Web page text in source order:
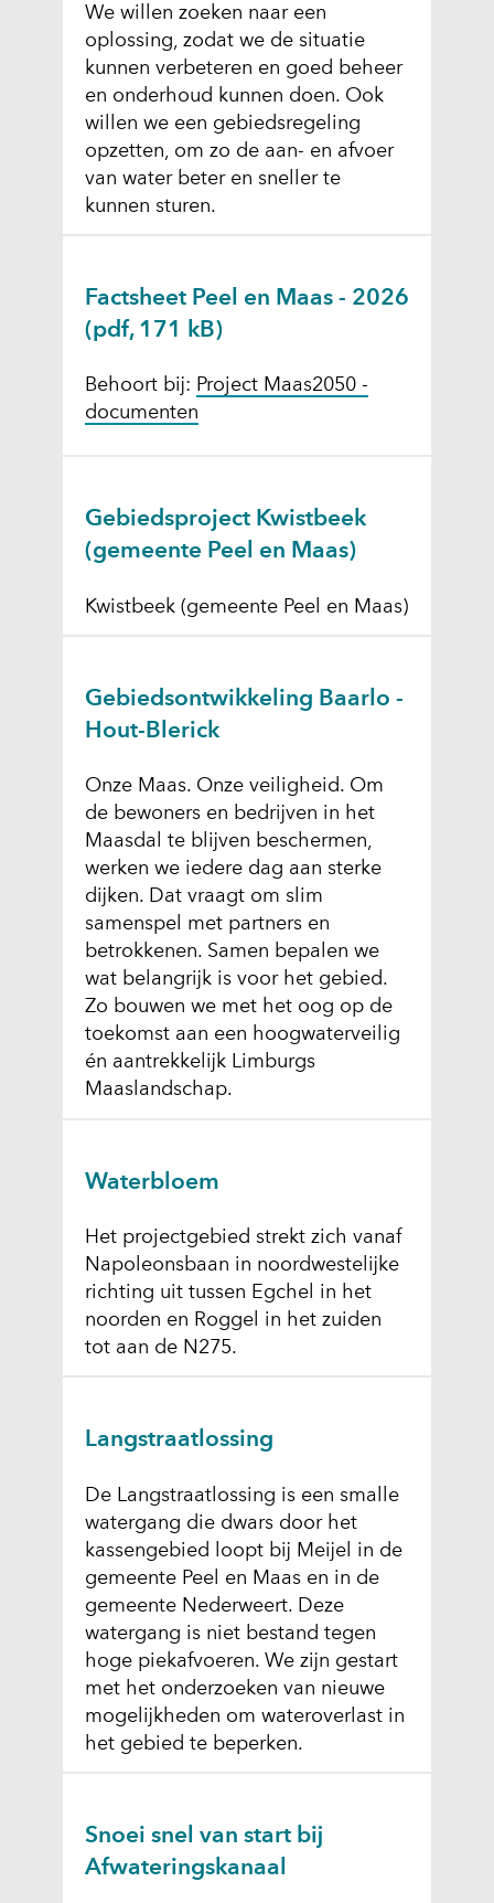
We willen zoeken naar een
oplossing, zodat we de situatie
kunnen verbeteren en goed beheer
en onderhoud kunnen doen. Ook
willen we een gebiedsregeling
opzetten, om zo de aan- en afvoer
van water beter en sneller te
kunnen sturen.
Factsheet Peel en Maas - 2026
(pdf, 171 kB)
Behoort bij: Project Maas2050 -
documenten
Gebiedsproject Kwistbeek
(gemeente Peel en Maas)
Kwistbeek (gemeente Peel en Maas)
Gebiedsontwikkeling Baarlo -
Hout-Blerick
Onze Maas. Onze veiligheid. Om
de bewoners en bedrijven in het
Maasdal te blijven beschermen,
werken we iedere dag aan sterke
dijken. Dat vraagt om slim
samenspel met partners en
betrokkenen. Samen bepalen we
wat belangrijk is voor het gebied.
Zo bouwen we met het oog op de
toekomst aan een hoogwaterveilig
én aantrekkelijk Limburgs
Maaslandschap.
Waterbloem
Het projectgebied strekt zich vanaf
Napoleonsbaan in noordwestelijke
richting uit tussen Egchel in het
noorden en Roggel in het zuiden
tot aan de N275.
Langstraatlossing
De Langstraatlossing is een smalle
watergang die dwars door het
kassengebied loopt bij Meijel in de
gemeente Peel en Maas en in de
gemeente Nederweert. Deze
watergang is niet bestand tegen
hoge piekafvoeren. We zijn gestart
met het onderzoeken van nieuwe
mogelijkheden om wateroverlast in
het gebied te beperken.
Snoei snel van start bij
Afwateringskanaal